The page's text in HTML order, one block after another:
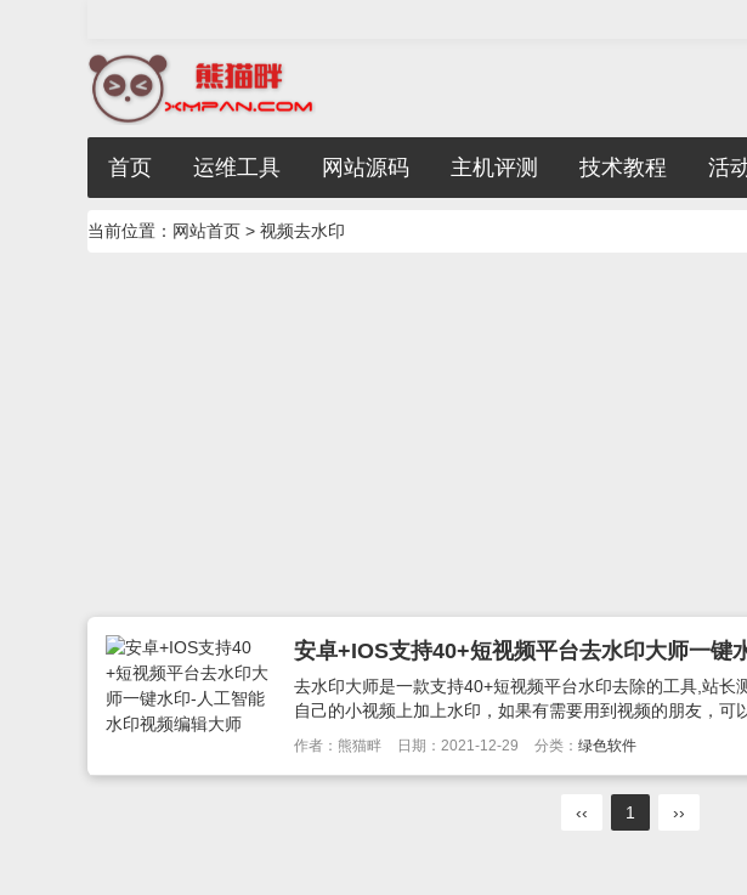
首页 运维工具 网站源码 主机评测 技术教程 活
当前位置： 网站首页 > 视频去水印
安卓+IOS支持40+短视频平台去水印大师一键
去水印大师是一款支持40+短视频平台水印去除的工具,站
自己的小视频上加上水印，如果有需要用到视频的朋友，可
作者：熊猫畔 日期：2021-12-29 分类： 绿色软件
‹‹ 1 ››